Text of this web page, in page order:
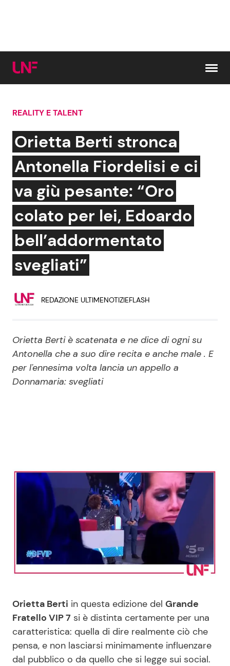
Cerca:
News e Cronaca
Attualità Italiana
Dal Mondo
Economia
Persone Scomparse
Politica
Gossip e TV
Bellezze VIP
Coppie VIP
Fiction e Serie TV
Reality e Talent
ShowBiz
News Cinema
Social News
Benessere
Moda e Style
Mondo Mamma
Salute
Viaggi e Turismo
Cucina e Ricette
Consigli di Cucina
Dolci
Le Ricette in TV
Ricette Facili e Veloci
Ricette Feste
REALITY E TALENT
Orietta Berti stronca
Antonella Fiordelisi e ci
va giù pesante: “Oro
colato per lei, Edoardo
bell’addormentato
svegliati”
REDAZIONE ULTIMENOTIZIEFLASH
Orietta Berti è scatenata e ne dice di ogni su
Antonella che a suo dire recita e anche male . E
per l'ennesima volta lancia un appello a
Donnamaria: svegliati
Orietta Berti in questa edizione del Grande
Fratello VIP 7 si è distinta certamente per una
caratteristica: quella di dire realmente ciò che
pensa, e non lasciarsi minimamente influenzare
dal pubblico o da quello che si legge sui social.